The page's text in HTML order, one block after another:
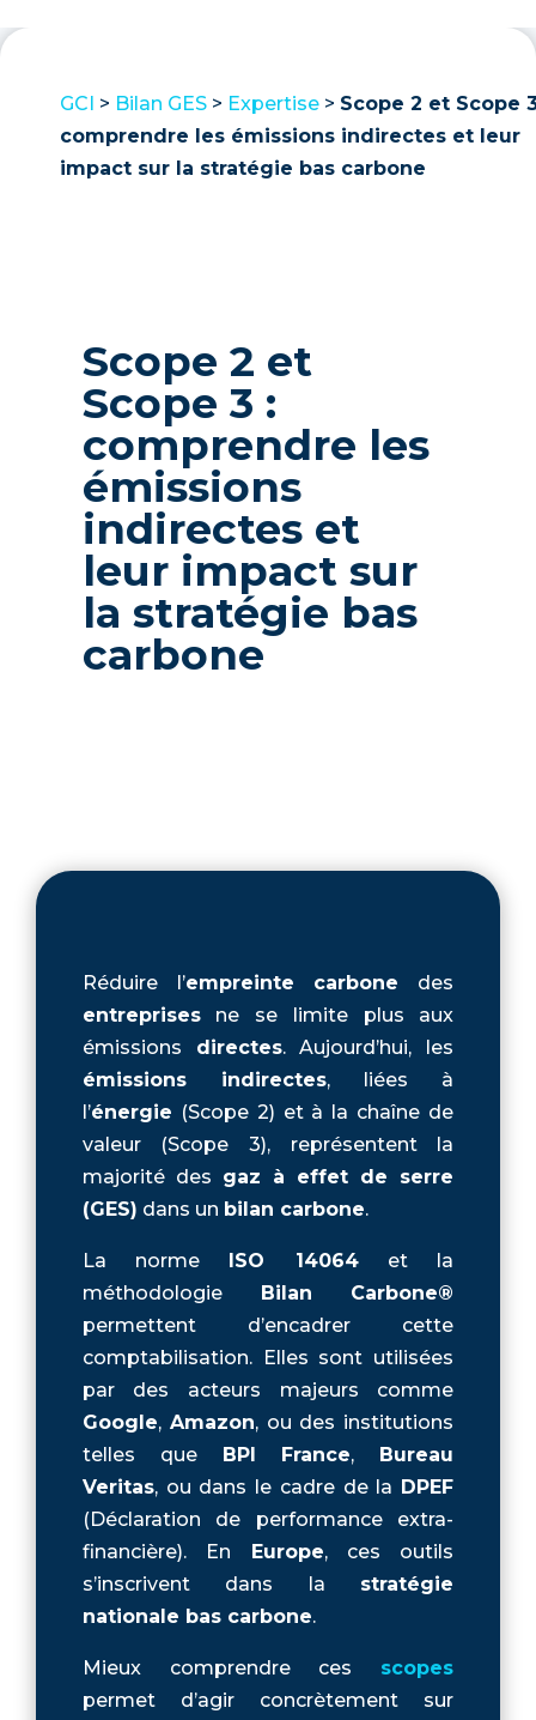
GCI > Bilan GES > Expertise > Scope 2 et Scope
comprendre les émissions indirectes et leur
impact sur la stratégie bas carbone
Scope 2 et
Scope 3 :
comprendre les
émissions
indirectes et
leur impact sur
la stratégie bas
carbone
Réduire l’empreinte carbone des
entreprisesne se limite plus aux
émissions directes. Aujourd’hui, les
émissions indirectes, liées à
l’énergie (Scope 2) et à la chaîne de
valeur (Scope 3), représentent la
majorité des gaz à effet de serre
(GES) dans un bilan carbone.
La norme ISO 14064et la
méthodologie Bilan Carbone®
permettent d’encadrer cette
comptabilisation. Elles sont utilisées
par des acteurs majeurs comme
Google, Amazon, ou des institutions
telles que BPI France, Bureau
Veritas, ou dans le cadre de la DPEF
(Déclaration de performance extra-
financière). En Europe, ces outils
s’inscrivent dans la stratégie
nationale bas carbone.
Mieux comprendre ces scopes
permet d’agir concrètement sur